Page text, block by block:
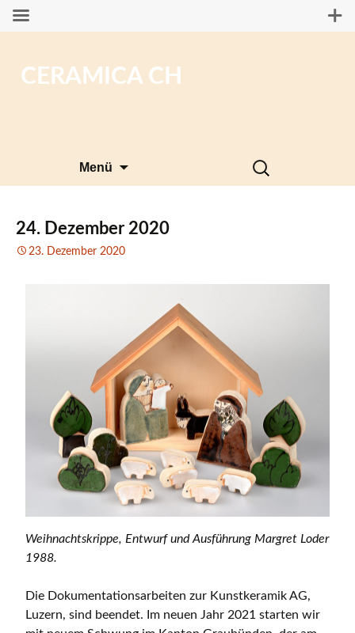
CERAMICA CH
Menü
Suchen
nach:
24. Dezember 2020
23. Dezember 2020
Weihnachtskrippe, Entwurf und Ausführung Margret Loder
1988.
Die Dokumentationsarbeiten zur Kunstkeramik AG,
Luzern, sind beendet. Im neuen Jahr 2021 starten wir